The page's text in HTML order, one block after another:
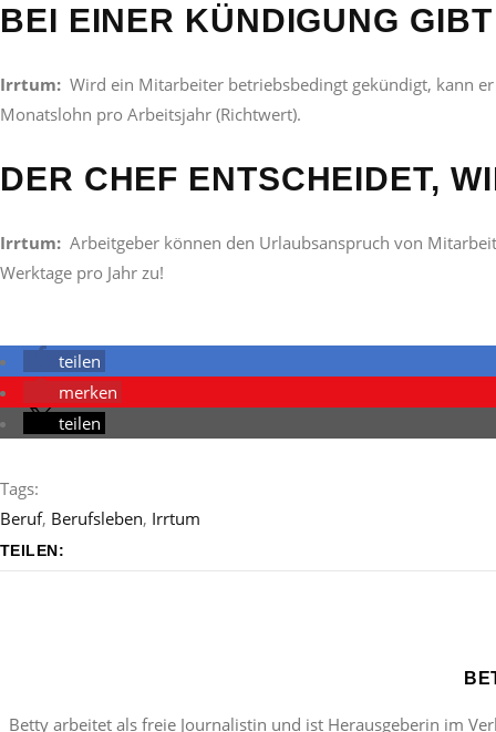
BEI EINER KÜNDIGUNG
Irrtum: Wird ein Mitarbeiter betriebsbedingt gekündigt, kann
Monatslohn pro Arbeitsjahr (Richtwert).
DER CHEF ENTSCHEIDET,
Irrtum: Arbeitgeber können den Urlaubsanspruch von
Werktage pro Jahr zu!
teilen
merken
teilen
Tags:
Beruf, Berufsleben, Irrtum
TEILEN:
Betty arbeitet als freie Journalistin und ist Herausgeberin im